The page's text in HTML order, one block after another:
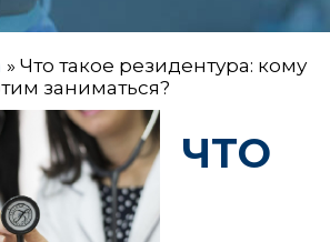
» Что такое резидентура: кому
заниматься?
ЧТО